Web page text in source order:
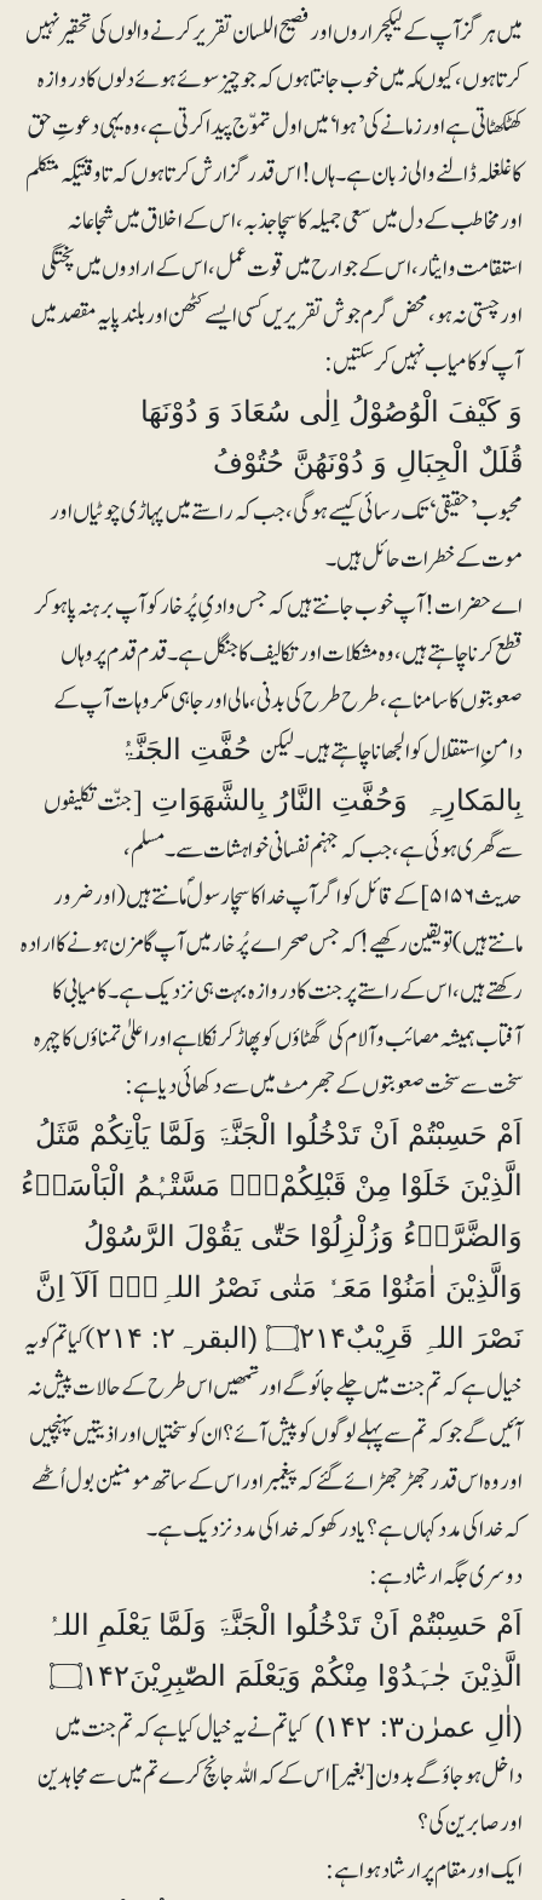
‎میں ہرگز آپ کے لیکچراروں اور فصیح اللسان تقریر کرنے والوں کی تحقیر نہیں
کرتا ہوں، کیوںکہ میں خوب جانتا ہوں کہ جو چیز سوئے ہوئے دلوں کا دروازہ
کھٹکھٹاتی ہے اور زمانے کی ’ہوا‘ میں اول تموّج پیدا کرتی ہے، وہ یہی دعوتِ حق
کا غلغلہ ڈالنے والی زبان ہے۔ ہاں! اس قدر گزارش کرتا ہوں کہ تا وقتیکہ متکلم
اور مخاطب کے دل میں سعی جمیلہ کا سچا جذبہ، اس کے اخلاق میں شجاعانہ
استقامت و ایثار، اس کے جوارح میں قوت عمل، اس کے ارادوں میں پختگی
اور چستی نہ ہو، محض گرم جوش تقریریں کسی ایسے کٹھن اور بلند پایہ مقصد میں
آپ کو کامیاب نہیں کرسکتیں:
وَ کَیْفَ الْوُصُوْلُ اِلٰی سُعَادَ وَ دُوْنَھَا
محبوب ’حقیقی‘ تک رسائی کیسے ہوگی، جب کہ راستے میں پہاڑی چوٹیاں اور
موت کے خطرات حائل ہیں۔
‎اے حضرات! آپ خوب جانتے ہیں کہ جس وادیِ پُرخار کو آپ برہنہ پا ہوکر
قطع کرنا چاہتے ہیں، وہ مشکلات اور تکالیف کا جنگل ہے۔ قدم قدم پر وہاں
صعوبتوں کا سامنا ہے، طرح طرح کی بدنی، مالی اور جاہی مکروہات آپ کے
دامنِ استقلال کو الجھانا چاہتے ہیں۔ لیکنحُفَّتِ الجَنَّۃُ
بِالمَکارِہِ وَحُفَّتِ النَّارُ بِالشَّھَوَاتِ [جنّت تکلیفوں
سے گھری ہوئی ہے، جب کہ جہنم نفسانی خواہشات سے۔ مسلم،
حدیث ۵۱۵۶]کے قائل کو اگر آپ خدا کا سچا رسولؐ مانتے ہیں (اور ضرور
مانتے ہیں) تو یقین رکھیے! کہ جس صحراے پُرخار میں آپ گامزن ہونے کا ارادہ
رکھتے ہیں، اس کے راستے پر جنت کا دروازہ بہت ہی نزدیک ہے۔‎کامیابی کا
آفتاب ہمیشہ مصائب و آلام کی گھٹاؤں کو پھاڑ کرنکلا ہے اور اعلیٰ تمناؤں کا چہرہ
سخت سے سخت صعوبتوں کے جھرمٹ میں سے دکھائی دیا ہے:
اَمْ حَسِبْتُمْ اَنْ تَدْخُلُوا الْجَنَّۃَ وَلَمَّا يَاْتِكُمْ مَّثَلُ
الَّذِيْنَ خَلَوْا مِنْ قَبْلِكُمْ۝۰ۭ مَسَّتْہُمُ الْبَاْسَاۗءُ
وَالضَّرَّاۗءُ وَزُلْزِلُوْا حَتّٰى يَقُوْلَ الرَّسُوْلُ
وَالَّذِيْنَ اٰمَنُوْا مَعَہٗ مَتٰى نَصْرُ اللہِ۝۰ۭ اَلَآ اِنَّ
نَصْرَ اللہِ قَرِيْبٌ۝۲۱۴ (البقرہ۲: ۲۱۴
)‎کیا تم کو یہ
خیال ہے کہ تم جنت میں چلے جائو گے اور تمھیں اس طرح کے حالات پیش نہ
آئیں گے جو کہ تم سے پہلے لوگوں کو پیش آئے؟ ان کو سختیاں اور اذیتیں پہنچیں
اور وہ اس قدر جھڑ جھڑائے گئے کہ پیغمبر اور اس کے ساتھ مومنین بول اُٹھے
کہ خدا کی مدد کہاں ہے؟ یاد رکھو کہ خدا کی مدد نزدیک ہے۔
اَمْ حَسِبْتُمْ اَنْ تَدْخُلُوا الْجَنَّۃَ وَلَمَّا يَعْلَمِ اللہُ
الَّذِيْنَ جٰہَدُوْا مِنْكُمْ وَيَعْلَمَ الصّٰبِرِيْنَ۝۱۴۲
(اٰلِ عمرٰن۳: ۱۴۲)
کیا تم نے یہ خیال کیا ہے کہ تم جنت میں
داخل ہوجاؤگے بدون [بغیر] اس کے کہ اللہ جانچ کرے تم میں سے مجاہدین
اور صابرین کی؟